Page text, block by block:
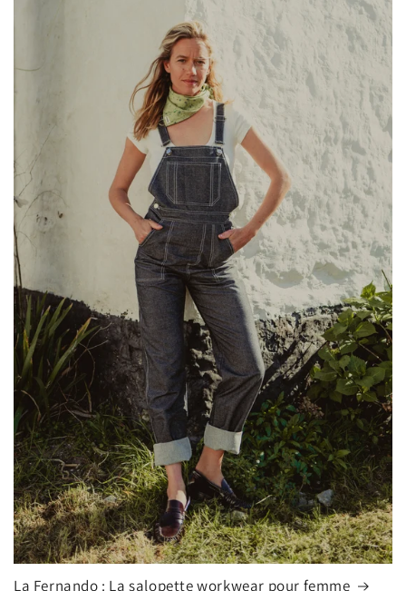
La Fernando : La salopette workwear pour femme